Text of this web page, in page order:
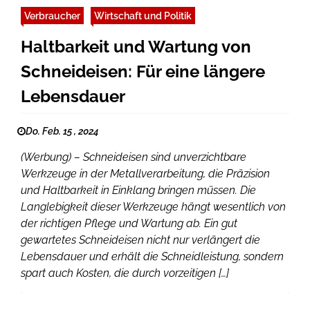
Verbraucher Wirtschaft und Politik
Haltbarkeit und Wartung von
Schneideisen: Für eine längere
Lebensdauer
Do. Feb. 15 , 2024
(Werbung) – Schneideisen sind unverzichtbare
Werkzeuge in der Metallverarbeitung, die Präzision
und Haltbarkeit in Einklang bringen müssen. Die
Langlebigkeit dieser Werkzeuge hängt wesentlich von
der richtigen Pflege und Wartung ab. Ein gut
gewartetes Schneideisen nicht nur verlängert die
Lebensdauer und erhält die Schneidleistung, sondern
spart auch Kosten, die durch vorzeitigen […]